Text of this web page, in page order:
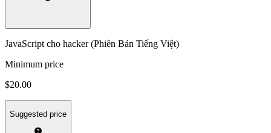
JavaScript cho hacker (Phiên Bản Tiếng Việt)
Minimum price
$20.00
Suggested price